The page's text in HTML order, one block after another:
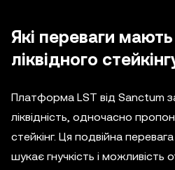
Які переваги
ліквідного
Платформа LST від Sanctum
ліквідність, одночасно
стейкінг. Ця подвійна
шукає гнучкість і можливість